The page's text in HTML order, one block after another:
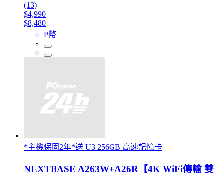
(13)
$4,990
$8,480
P幣
*主機保固2年*送 U3 256GB 高速記憶卡
NEXTBASE A263W+A26R【4K WiFi傳輸 雙